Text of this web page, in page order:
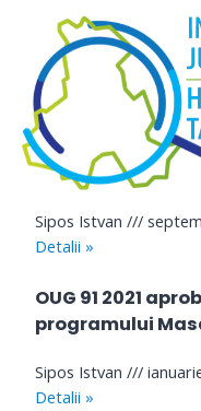
content
Program
Siteul actual este în
Vă mulţumim pentru
Click aici pentru a
Raport
sănătoasă”
Sipos Istvan
Detalii »
OUG 91 2021
programului
Sipos Istvan
Detalii »